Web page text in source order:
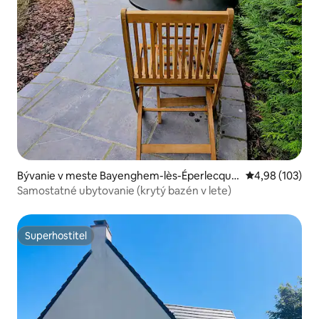
Bývanie v meste Bayenghem-lès-Éperlecque
s
Priemerné
4,98 (103)
Samostatné ubytovanie (krytý bazén v lete)
Superhostiteľ
Superhostiteľ